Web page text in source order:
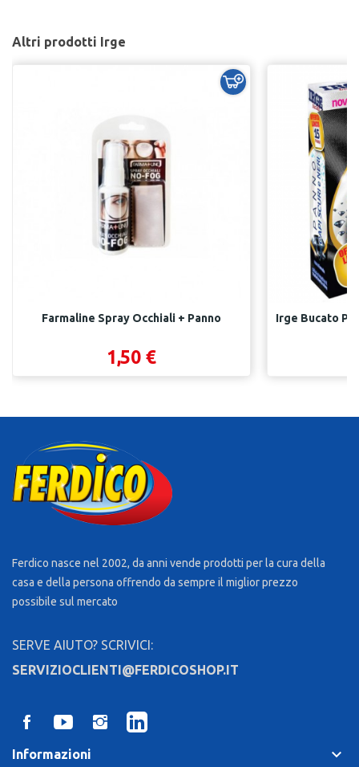
Altri prodotti Irge
Farmaline Spray Occhiali + Panno
1,50 €
Irge Bucato
Ferdico nasce nel 2002, da anni vende prodotti per la cura della
casa e della persona offrendo da sempre il miglior prezzo
possibile sul mercato
SERVE AIUTO? SCRIVICI:
SERVIZIOCLIENTI@FERDICOSHOP.IT
Informazioni keyboard_arrow_down